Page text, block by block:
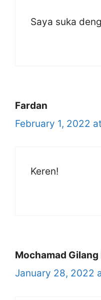
Saya suka
Fardan
February 1, 2022
Keren!
Mochamad Gilang
January 28, 2022